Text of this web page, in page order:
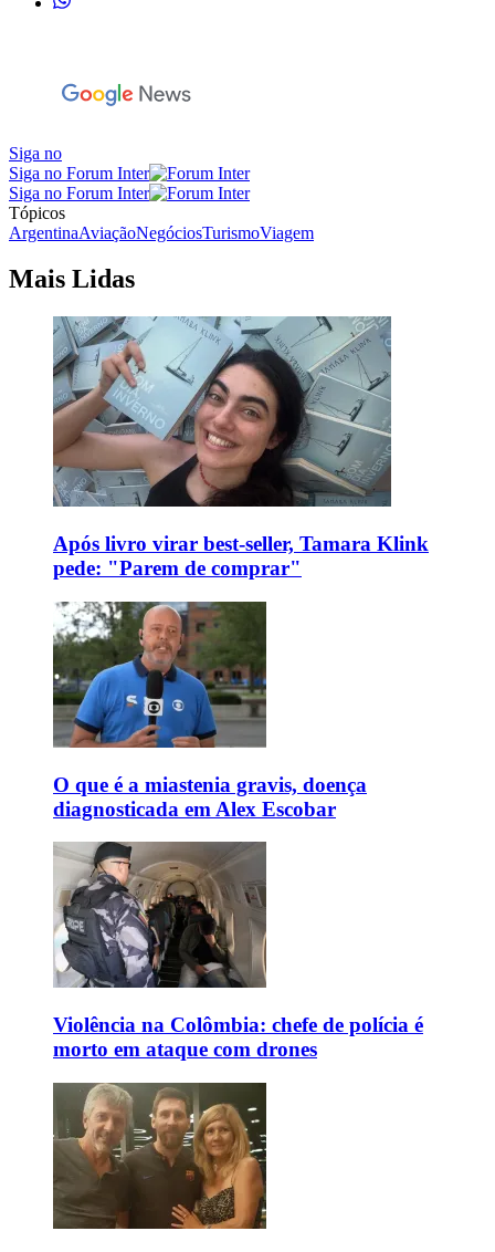
Siga no
Siga no Forum Inter
Siga no Forum Inter
Tópicos
ArgentinaAviaçãoNegóciosTurismoViagem
Mais Lidas
Após livro virar best-seller, Tamara Klink
pede: "Parem de comprar"
O que é a miastenia gravis, doença
diagnosticada em Alex Escobar
Violência na Colômbia: chefe de polícia é
morto em ataque com drones